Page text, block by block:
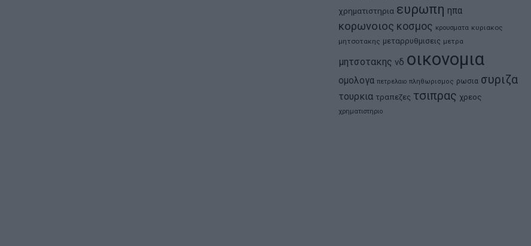
χρηματιστηρια ευρωπη ηπα
κορωνοιος κοσμος κρουσματα κυριακος
μητσοτακης μεταρρυθμισεις μετρα
μητσοτακης νδ οικονομια
ομολογα πετρελαιο πληθωρισμος ρωσια συριζα
τουρκια τραπεζες τσιπρας χρεος
χρηματιστηριο